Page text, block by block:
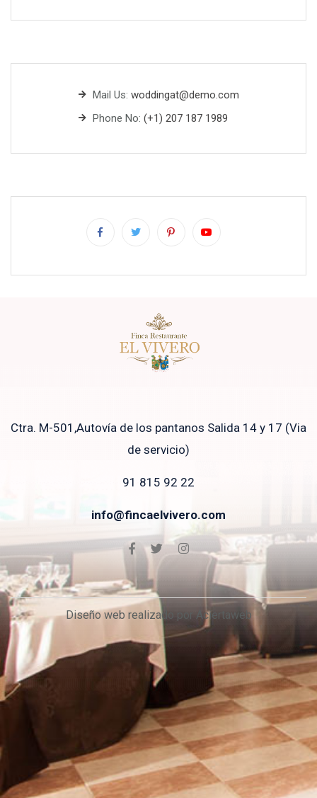
Mail Us: woddingat@demo.com
Phone No: (+1) 207 187 1989
Ctra. M-501,Autovía de los pantanos Salida 14 y 17 (Via
de servicio)
91 815 92 22
info@fincaelvivero.com
Diseño web realizado por Aciertaweb